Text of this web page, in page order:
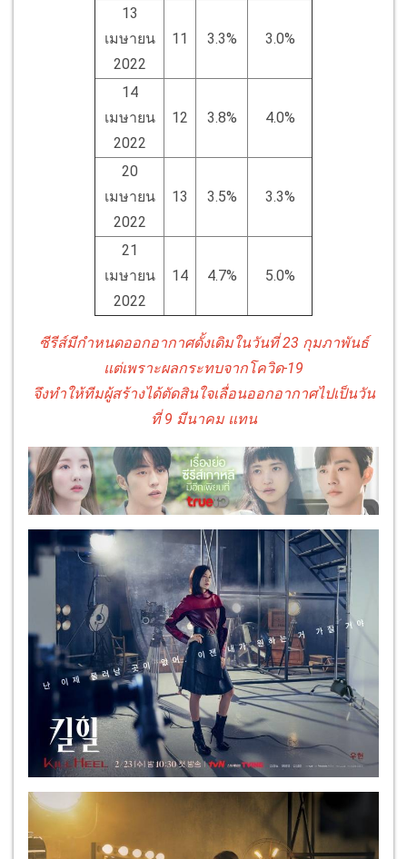
13
เมษายน
2022
11 3.3% 3.0%
14
เมษายน
2022
12 3.8% 4.0%
20
เมษายน
2022
13 3.5% 3.3%
21
เมษายน
2022
14 4.7% 5.0%
ซีรีส์มีกำหนดออกอากาศดั้งเดิมในวันที่ 23 กุมภาพันธ์
แต่เพราะผลกระทบจากโควิด-19
จึงทำให้ทีมผู้สร้างได้ตัดสินใจเลื่อนออกอากาศไปเป็นวัน
ที่ 9 มีนาคม แทน